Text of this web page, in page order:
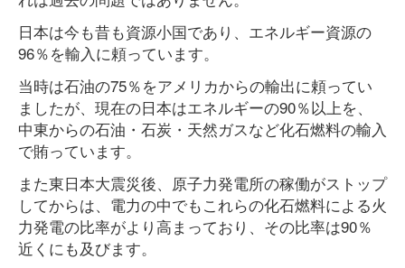
日本は今も昔も資源小国であり、エネルギー資源の
96％を輸入に頼っています。
当時は石油の75％をアメリカからの輸出に頼ってい
ましたが、現在の日本はエネルギーの90％以上を、
中東からの石油・石炭・天然ガスなど化石燃料の輸入
で賄っています。
また東日本大震災後、原子力発電所の稼働がストップ
してからは、電力の中でもこれらの化石燃料による火
力発電の比率がより高まっており、その比率は90％
近くにも及びます。